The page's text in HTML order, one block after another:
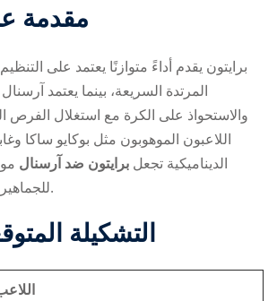
مقدمة
برايتون يقدم أداءً متوازنًا يعتمد على
المرتدة السريعة، بينما يعتمد
والاستحواذ على الكرة مع استغلال الفرص
اللاعبون الموهوبون مثل بوكايو ساكا
الديناميكية تجعل برايتون ضد آرسنال
للجماهير ومتابعي كرة القدم.
التشكيلة